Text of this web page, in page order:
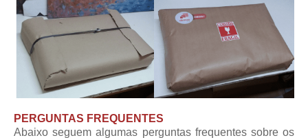
PERGUNTAS FREQUENTES
Abaixo seguem algumas perguntas frequentes sobre os